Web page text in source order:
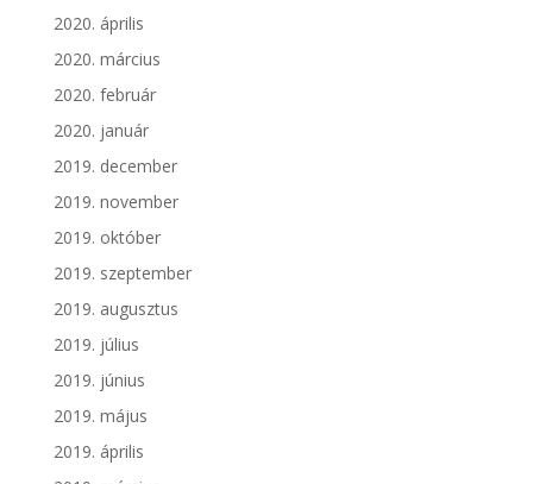
2020. április
2020. március
2020. február
2020. január
2019. december
2019. november
2019. október
2019. szeptember
2019. augusztus
2019. július
2019. június
2019. május
2019. április